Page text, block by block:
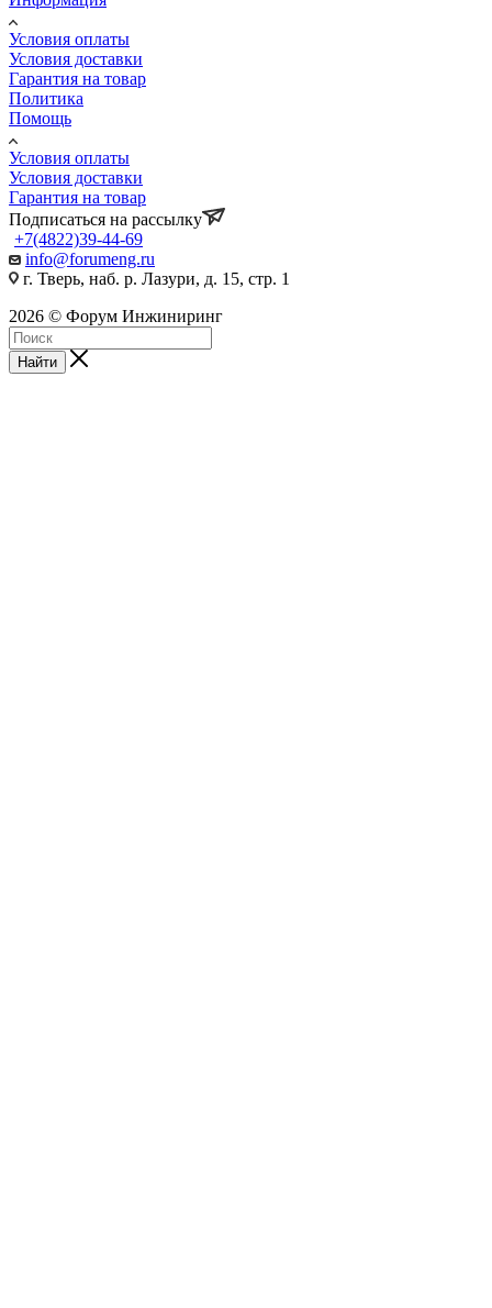
Условия оплаты
Условия доставки
Гарантия на товар
Политика
Помощь
Условия оплаты
Условия доставки
Гарантия на товар
Подписаться на рассылку
+7(4822)39-44-69
info@forumeng.ru
г. Тверь, наб. р. Лазури, д. 15, стр. 1
2026 © Форум Инжиниринг
Найти